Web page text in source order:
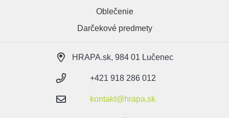
Oblečenie
Darčekové predmety
HRAPA.sk, 984 01 Lučenec
+421 918 286 012
kontakt@hrapa.sk